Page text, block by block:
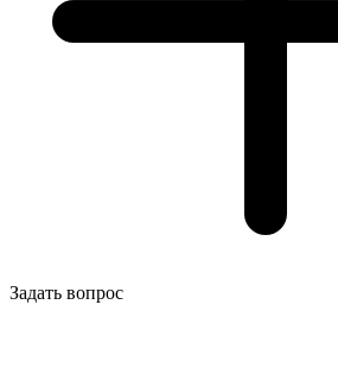
Задать вопрос